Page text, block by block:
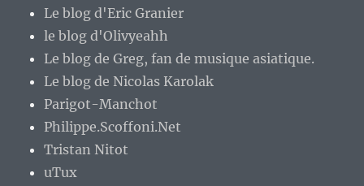
Le blog d'Eric Granier
le blog d'Olivyeahh
Le blog de Greg, fan de musique asiatique.
Le blog de Nicolas Karolak
Parigot-Manchot
Philippe.Scoffoni.Net
Tristan Nitot
uTux